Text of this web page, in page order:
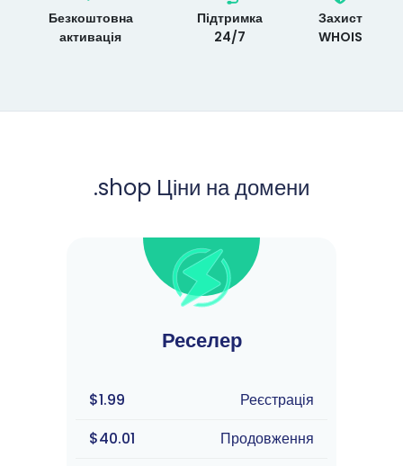
Безкоштовна
активація
Підтримка
24/7
Захист
WHOIS
.shop Ціни на домени
Реселер
$1.99
Реєстрація
$40.01
Продовження